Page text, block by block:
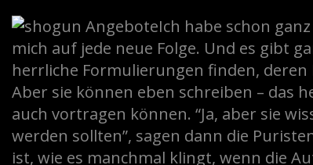
Ich habe schon
mich auf jede neue Folge. Und es gibt
herrliche Formulierungen finden,
Aber sie können eben schreiben – das
auch vortragen können. “Ja, aber sie
werden sollten”, sagen dann die
ist, wie es manchmal klingt, wenn die